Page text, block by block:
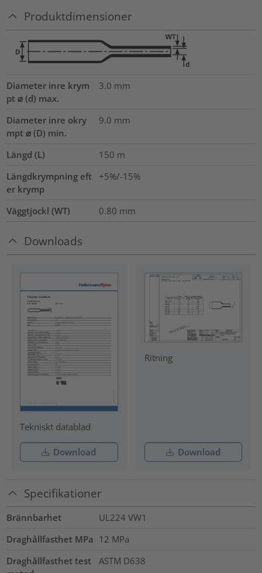
Produktdimensioner
Diameter inre krym
pt ⌀ (d) max.
3.0 mm
Diameter inre okry
mpt ⌀ (D) min.
9.0 mm
Längd (L) 150 m
Längdkrympning eft
er krymp
+5%/-15%
Väggtjockl (WT) 0.80 mm
Downloads
Tekniskt datablad
Download
Ritning
Download
Specifikationer
Brännbarhet
UL224 VW1
Draghållfasthet MPa 12 MPa
Draghållfasthet test
ASTM D638